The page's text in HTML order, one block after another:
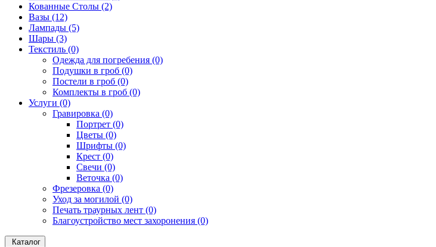
Кованные Столы (2)
Вазы (12)
Лампады (5)
Шары (3)
Текстиль (0)
Одежда для погребения (0)
Подушки в гроб (0)
Постели в гроб (0)
Комплекты в гроб (0)
Услуги (0)
Гравировка (0)
Портрет (0)
Цветы (0)
Шрифты (0)
Крест (0)
Свечи (0)
Веточка (0)
Фрезеровка (0)
Уход за могилой (0)
Печать траурных лент (0)
Благоустройство мест захоронения (0)
Каталог